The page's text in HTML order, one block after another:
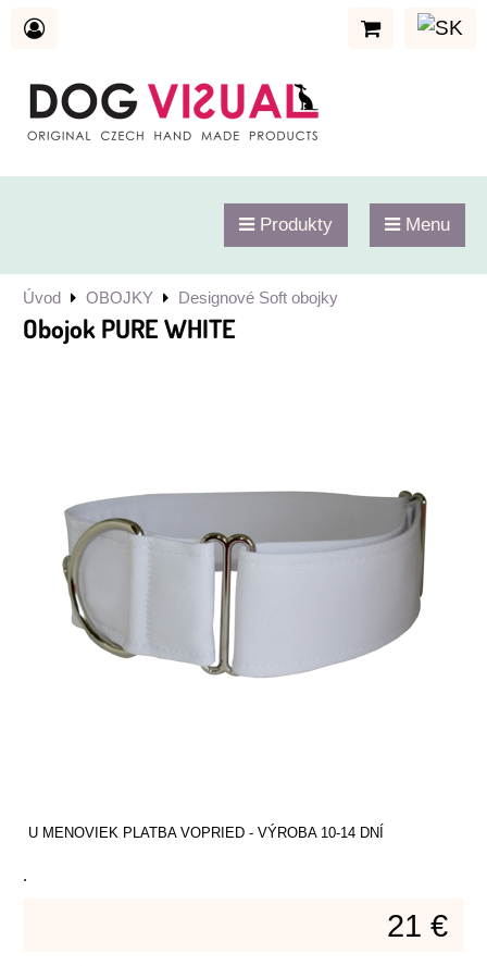
Produkty Menu
Úvod OBOJKY Designové Soft obojky
Obojok PURE WHITE
U MENOVIEK PLATBA VOPRIED - VÝROBA 10-14 DNÍ
.
21 €